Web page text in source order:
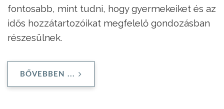
fontosabb, mint tudni, hogy gyermekeiket és az
idős hozzátartozóikat megfelelő gondozásban
részesülnek.
BŐVEBBEN ...